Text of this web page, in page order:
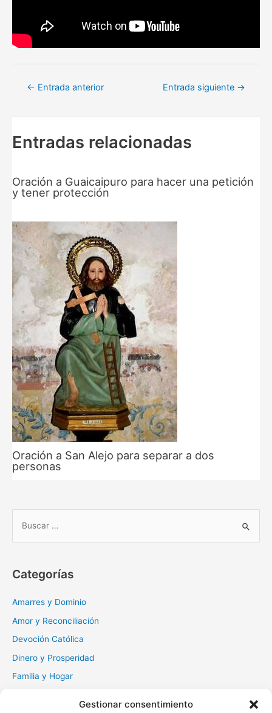
Gestionar consentimiento
Navegación
← Entrada anterior Entrada siguiente →
Entradas relacionadas
Oración a Guaicaipuro para hacer una petición
y tener protección
Oración a San Alejo para separar a dos
personas
r
Categorías
Amarres y Dominio
Amor y Reconciliación
Devoción Católica
Dinero y Prosperidad
Familia y Hogar